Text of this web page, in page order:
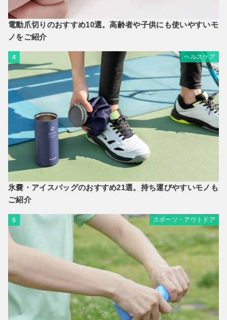
電動爪切りのおすすめ10選。高齢者や子供にも使いやすいモ
ノをご紹介
4 ヘルスケア
氷嚢・アイスバッグのおすすめ21選。持ち運びやすいモノも
ご紹介
5 スポーツ・アウトドア